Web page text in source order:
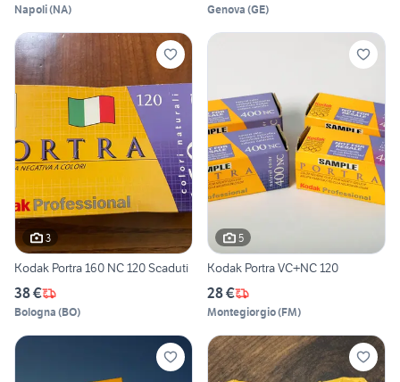
Napoli(NA) Genova (GE)
3
Kodak Portra 160 NC 120 Scaduti
38 €
Bologna (BO)
5
Kodak Portra VC+NC 120
28 €
Montegiorgio(FM)